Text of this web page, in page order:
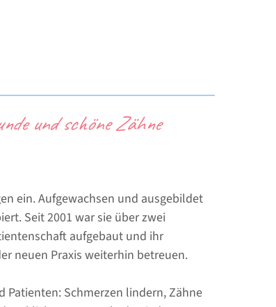
und schöne Zähne
ein. Aufgewachsen und ausgebildet
Seit 2001 war sie über zwei
aufgebaut und ihr
neuen Praxis weiterhin betreuen.
Schmerzen lindern, Zähne